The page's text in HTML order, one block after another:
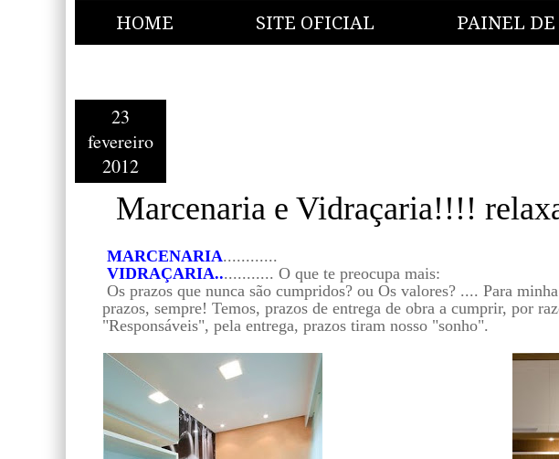
HOME SITE OFICIAL PAINEL
23
fevereiro
2012
Marcenaria e Vidraçaria!!!!
MARCENARIA............
VIDRAÇARIA............. O que te preocupa mais:
Os prazos que nunca são cumpridos? ou Os valores? .... Para
prazos, sempre! Temos, prazos de entrega de obra a cumprir, por
"Responsáveis", pela entrega, prazos tiram nosso "sonho".